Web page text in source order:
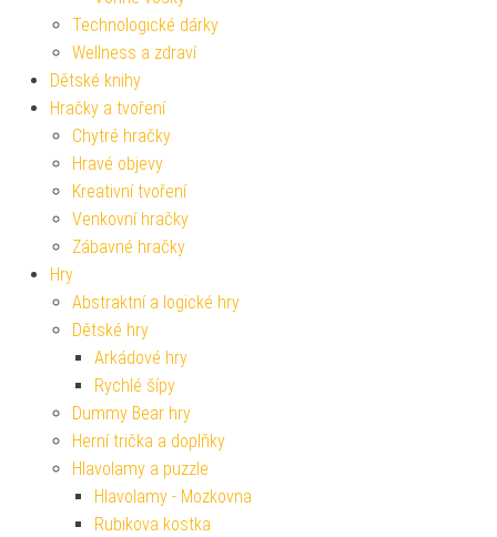
Technologické dárky
Wellness a zdraví
Dětské knihy
Hračky a tvoření
Chytré hračky
Hravé objevy
Kreativní tvoření
Venkovní hračky
Zábavné hračky
Hry
Abstraktní a logické hry
Dětské hry
Arkádové hry
Rychlé šípy
Dummy Bear hry
Herní trička a doplňky
Hlavolamy a puzzle
Hlavolamy - Mozkovna
Rubikova kostka